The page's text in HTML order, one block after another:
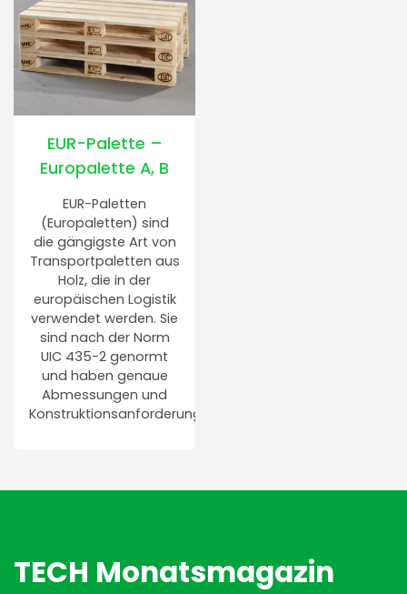
EUR-Palette –
Europalette A, B
EUR-Paletten
(Europaletten) sind
die gängigste Art von
Transportpaletten aus
Holz, die in der
europäischen Logistik
verwendet werden. Sie
sind nach der Norm
UIC 435-2 genormt
und haben genaue
Abmessungen und
Konstruktionsanforderungen.
TECH Monatsmagazin